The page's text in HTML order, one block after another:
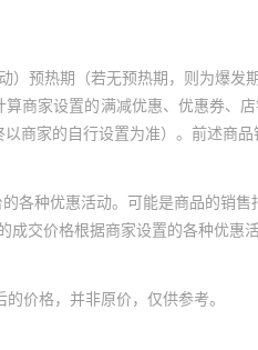
）预热期（若无预热期，则为爆
商家设置的满减优惠、优惠券
商家的自行设置为准）。前述商
各种优惠活动。可能是商品的销
交价格根据商家设置的各种优惠
价格，并非原价，仅供参考。